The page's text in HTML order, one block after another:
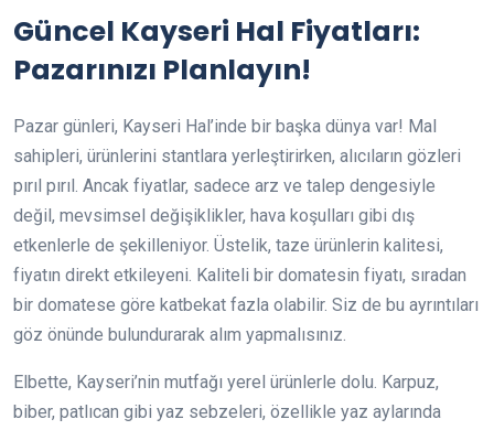
Güncel Kayseri Hal Fiyatları:
Pazarınızı Planlayın!
Pazar günleri, Kayseri Hal’inde bir başka dünya var! Mal
sahipleri, ürünlerini stantlara yerleştirirken, alıcıların gözleri
pırıl pırıl. Ancak fiyatlar, sadece arz ve talep dengesiyle
değil, mevsimsel değişiklikler, hava koşulları gibi dış
etkenlerle de şekilleniyor. Üstelik, taze ürünlerin kalitesi,
fiyatın direkt etkileyeni. Kaliteli bir domatesin fiyatı, sıradan
bir domatese göre katbekat fazla olabilir. Siz de bu ayrıntıları
göz önünde bulundurarak alım yapmalısınız.
Elbette, Kayseri’nin mutfağı yerel ürünlerle dolu. Karpuz,
biber, patlıcan gibi yaz sebzeleri, özellikle yaz aylarında